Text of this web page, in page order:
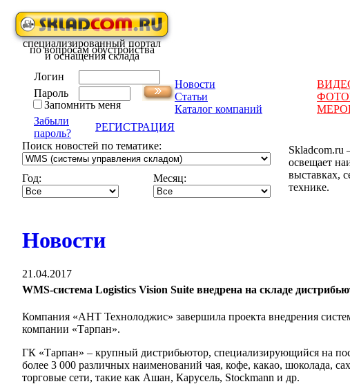
специализированный портал
по вопросам обустройства
и оснащения склада
Логин
Пароль
Запомнить меня
Забыли
пароль?
РЕГИСТРАЦИЯ
Новости
Статьи
Каталог компаний
Поиск новостей по тематике:
Год: Месяц:
Skladcom.ru
освещает
выставках,
технике.
Новости
21.04.2017
WMS-система Logistics Vision Suite внедрена на складе
Компания «АНТ Технолоджис» завершила проекта внедрения
компании «Тарпан».
ГК «Тарпан» – крупный дистрибьютор, специализирующийся на
более 3 000 различных наименований чая, кофе, какао, шоколада,
торговые сети, такие как Ашан, Карусель, Stockmann и др.